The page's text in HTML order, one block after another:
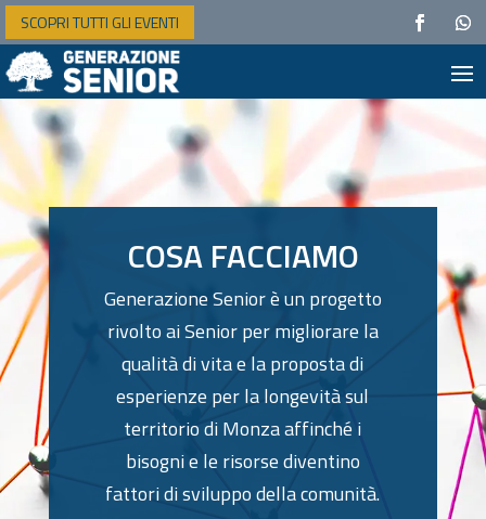
SCOPRI TUTTI GLI EVENTI
COSA FACCIAMO
Generazione Senior è un progetto
rivolto ai Senior per migliorare la
qualità di vita e la proposta di
esperienze per la longevità sul
territorio di Monza affinché i
bisogni e le risorse diventino
fattori di sviluppo della comunità.